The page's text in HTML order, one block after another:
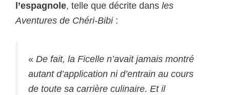
l’espagnole, telle que décrite dans les
Aventures de Chéri-Bibi:
« De fait, la Ficelle n’avait jamais montré
autant d’application ni d’entrain au cours
de toute sa carrière culinaire. Et il